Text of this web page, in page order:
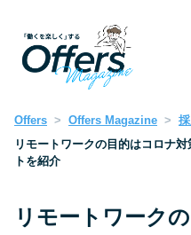
Offers Offers Magazine
リモートワークの目的はコロナ
トを紹介
リモートワーク